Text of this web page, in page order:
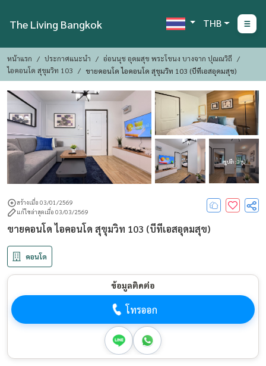
The Living Bangkok THB
หน้าแรก ประกาศแนะนำ
อ่อนนุช อุดมสุข พระโขนง บางจาก ปุณณวิถี
ไอคอนโด สุขุมวิท 103
ขายคอนโด ไอคอนโด สุขุมวิท 103 (บีทีเอสอุดมสุข)
ดูรูปอีก : 3 รูป
สร้างเมื่อ 03/01/2569
แก้ไขล่าสุดเมื่อ 03/03/2569
ขายคอนโด ไอคอนโด สุขุมวิท 103 (บีทีเอสอุดมสุข)
คอนโด
ข้อมูลติดต่อ
โทรออก